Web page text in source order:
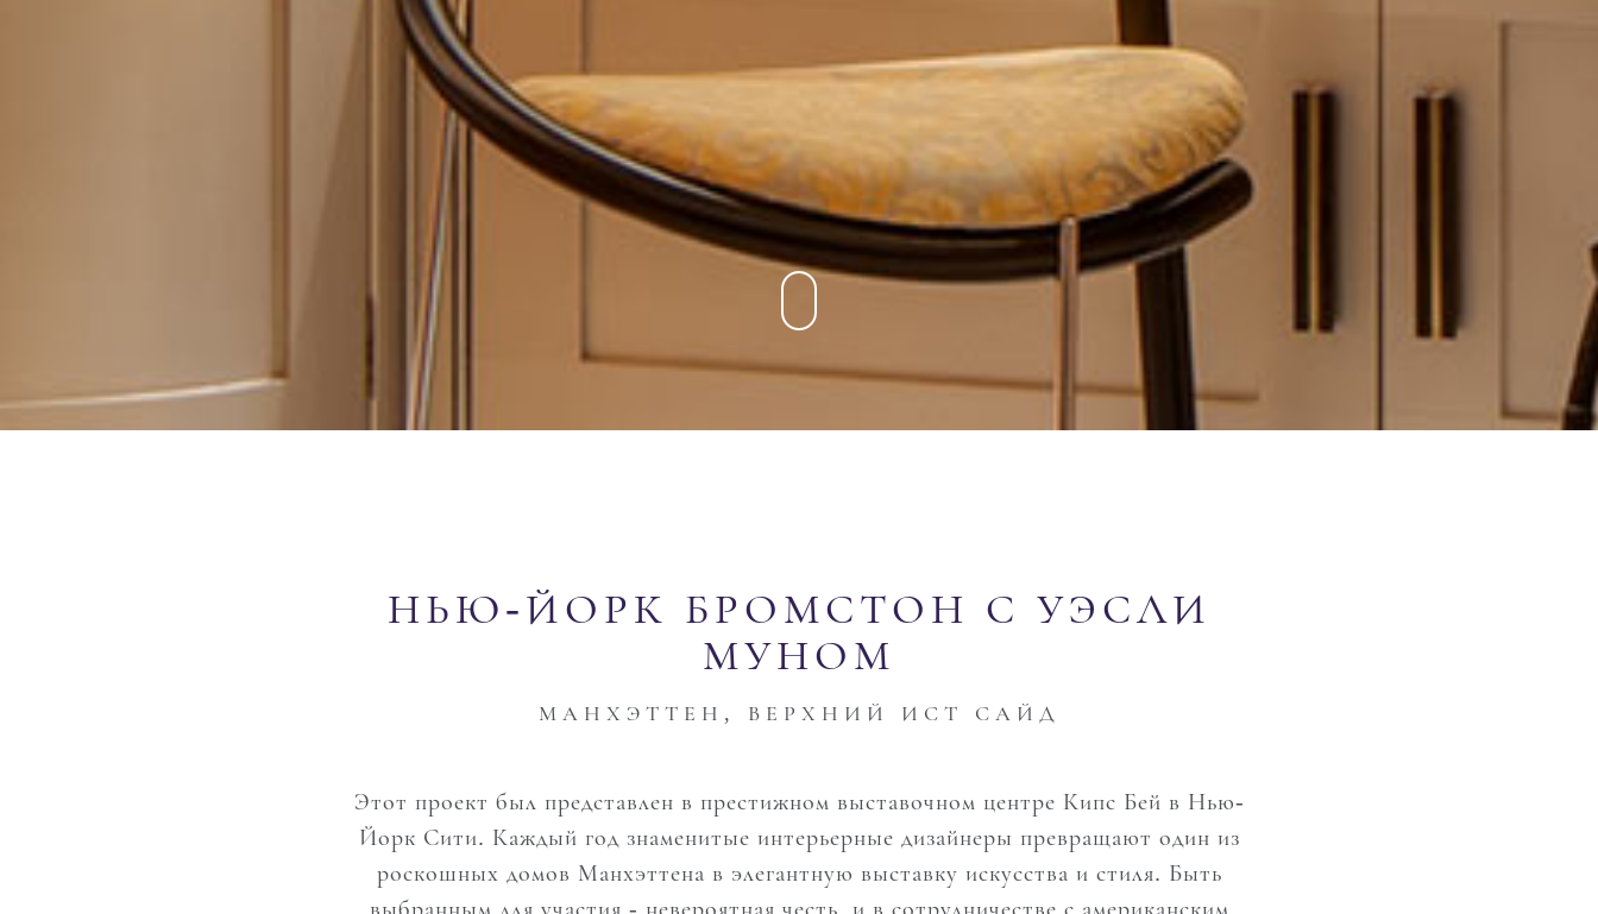
НЬЮ-ЙОРК БРОМСТОН С УЭСЛИ
МУНОМ
МАНХЭТТЕН, ВЕРХНИЙ ИСТ САЙД
Этот проект был представлен в престижном выставочном центре Кипс Бей в Нью-
Йорк Сити. Каждый год знаменитые интерьерные дизайнеры превращают один из
роскошных домов Манхэттена в элегантную выставку искусства и стиля. Быть